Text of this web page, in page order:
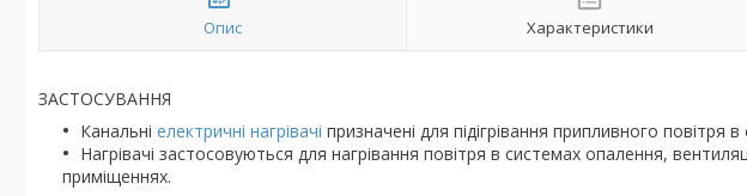
Опис Характеристики
ЗАСТОСУВАННЯ
Канальні електричні нагрівачі призначені для підігрівання припливного повітря
Нагрівачі застосовуються для нагрівання повітря в системах опалення,
приміщеннях.